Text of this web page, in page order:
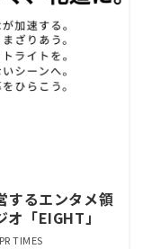
するエンタメ領
「EIGHT」
TIMES